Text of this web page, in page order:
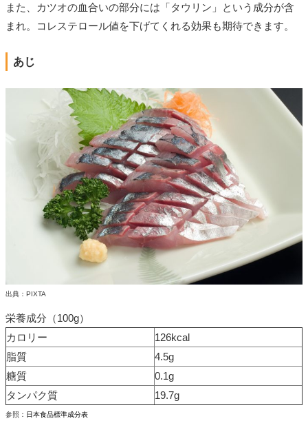
また、カツオの血合いの部分には「タウリン」という成分が含
まれ。コレステロール値を下げてくれる効果も期待できます。
あじ
出典：PIXTA
栄養成分（100g）
カロリー
126kcal
脂質
4.5g
糖質
0.1g
タンパク質
19.7g
参照： 日本食品標準成分表